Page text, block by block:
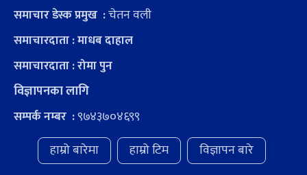
समाचार डेस्क प्रमुख :चेतन वली
समाचारदाता : माधब दाहाल
समाचारदाता : रोमा पुन
विज्ञापनका लागि
सम्पर्क नम्बर :९७४३७०४६९९
हाम्रो बारेमा
हाम्रो टिम विज्ञापन बारे